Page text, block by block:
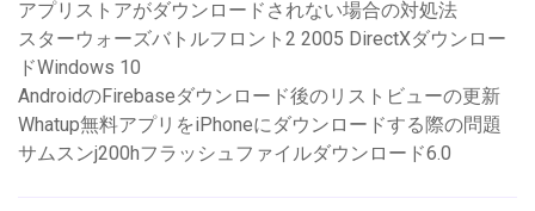
アプリストアがダウンロードされない場合の対処法
スターウォーズバトルフロント2 2005 DirectXダウンロー
ドWindows 10
AndroidのFirebaseダウンロード後のリストビューの更新
Whatup無料アプリをiPhoneにダウンロードする際の問題
サムスンj200hフラッシュファイルダウンロード6.0